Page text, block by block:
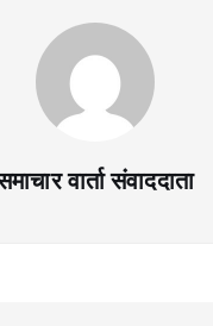
वार्ता संवाददाता